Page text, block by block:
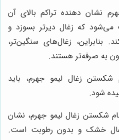
نشان دهنده تراکم بالای آن
که زغال دیرتر بسوزد و
بنابراین، زغال‌های سنگین‌تر،
به صرفه‌تر هستند.
شکستن زغال لیمو جهرم، باید
شود.
شکستن زغال لیمو جهرم، نشان
خشک و بدون رطوبت است.